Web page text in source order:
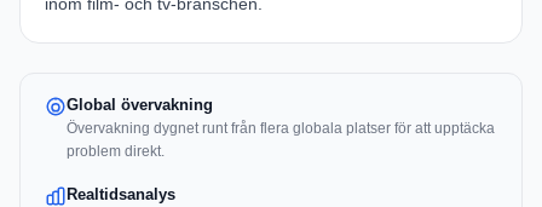
inom film- och tv-branschen.
Global övervakning
Övervakning dygnet runt från flera globala platser för att upptäcka
problem direkt.
Realtidsanalys